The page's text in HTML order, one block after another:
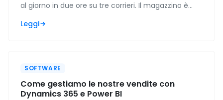
al giorno in due ore su tre corrieri. Il magazzino è
Leggi
SOFTWARE
Come gestiamo le nostre vendite con
Dynamics 365 e Power BI